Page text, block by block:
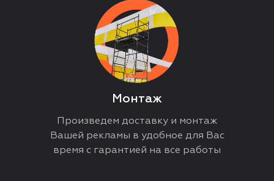
Произведем доставку и монтаж
Вашей рекламы в удобное для Вас
время с гарантией на все работы
Монтаж